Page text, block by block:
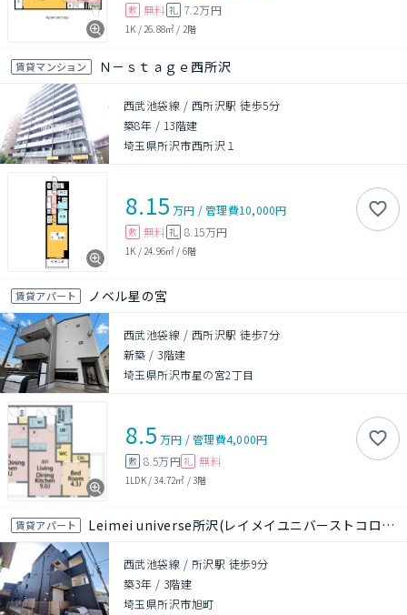
敷 無料 礼 7.2万円
1K /26.88㎡ / 2階
賃貸マンション Ｎ－ｓｔａｇｅ西所沢
西武池袋線 / 西所沢駅 徒歩5分
築8年 / 13階建
埼玉県所沢市西所沢１
8.15 万円 /管理費10,000円
敷 無料 礼 8.15万円
1K / 24.96㎡ / 6階
賃貸アパート ノベル星の宮
西武池袋線 / 西所沢駅 徒歩7分
新築 / 3階建
埼玉県所沢市星の宮2丁目
8.5 万円 /管理費4,000円
敷 8.5万円 礼 無料
1LDK/34.72㎡ /3階
賃貸アパート Leimei universe所沢(レイメイユニバーストコロザワ）
西武池袋線 / 所沢駅 徒歩9分
築3年 / 3階建
埼玉県所沢市旭町